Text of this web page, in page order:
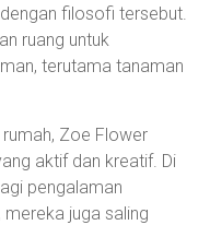
filosofi tersebut.
ruang untuk
terutama tanaman
Zoe Flower
aktif dan kreatif. Di
pengalaman
juga saling